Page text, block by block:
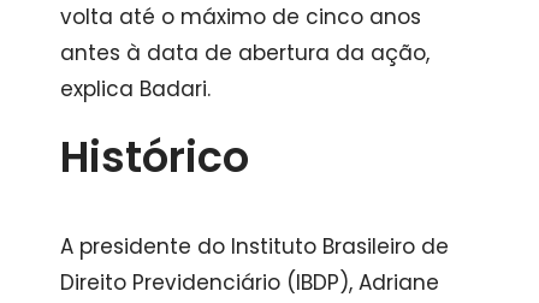
volta até o máximo de cinco anos
antes à data de abertura da ação,
explica Badari.
Histórico
A presidente do Instituto Brasileiro de
Direito Previdenciário (IBDP), Adriane